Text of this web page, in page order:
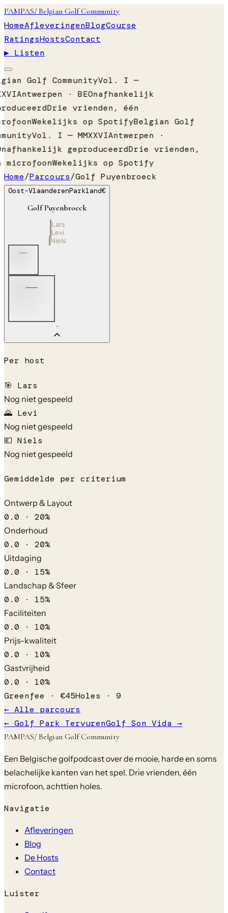
PAMPAS/ Belgian Golf Community
HomeAfleveringenBlogCourse
RatingsHostsContact
▶ Listen
Golf CommunityVol. I —
Antwerpen · BEOnafhankelijk
Drie vrienden, één
Wekelijks op SpotifyBelgian Golf
Vol. I — MMXXVIAntwerpen ·
geproduceerdDrie vrienden,
microfoonWekelijks op Spotify
Home/Parcours/Golf Puyenbroeck
Oost-VlaanderenParkland€
Golf Puyenbroeck
Lars
Levi
Niels
—
—
—
Per host
🎯 Lars
Nog niet gespeeld
🌄 Levi
Nog niet gespeeld
💶 Niels
Nog niet gespeeld
Gemiddelde per criterium
Ontwerp & Layout
0.0 · 20%
Onderhoud
0.0 · 20%
Uitdaging
0.0 · 15%
Landschap & Sfeer
0.0 · 15%
Faciliteiten
0.0 · 10%
Prijs-kwaliteit
0.0 · 10%
Gastvrijheid
0.0 · 10%
Greenfee · €45Holes · 9
← Alle parcours
← Golf Park TervurenGolf Son Vida →
PAMPAS/ Belgian Golf Community
Een Belgische golfpodcast over de mooie, harde en soms
belachelijke kanten van het spel. Drie vrienden, één
microfoon, achttien holes.
Navigatie
Afleveringen
Blog
De Hosts
Contact
Luister